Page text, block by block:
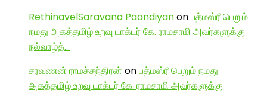
RethinavelSaravana Paandiyanonபத்மஸ்ரீ பெறும்
நமது அகத்தமிழ் உறவு டாக்டர் கே. ராமசாமி அவர்களுக்கு
நல்வாழ்த்…
சரவணன் ராமச்சந்திரன் onபத்மஸ்ரீ பெறும் நமது
அகத்தமிழ் உறவு டாக்டர் கே. ராமசாமி அவர்களுக்கு